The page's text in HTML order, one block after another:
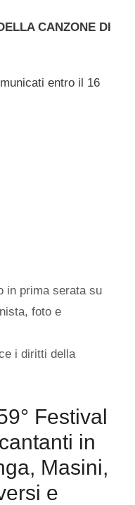
CANZONE DI
entro il 16
in prima serata su
foto e
i diritti della
Festival
in
Masini,
e